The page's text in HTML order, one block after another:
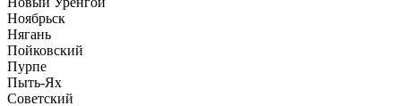
Ноябрьск
Нягань
Пойковский
Пурпе
Пыть-Ях
Советский